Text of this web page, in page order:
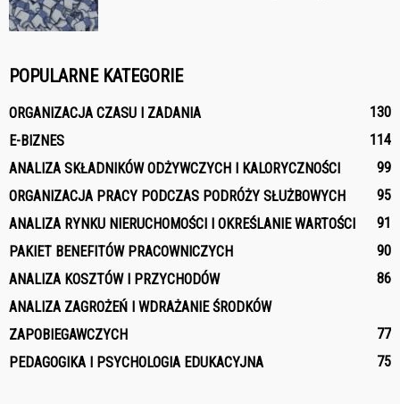
POPULARNE KATEGORIE
ORGANIZACJA CZASU I ZADANIA
130
E-BIZNES
114
ANALIZA SKŁADNIKÓW ODŻYWCZYCH I KALORYCZNOŚCI
99
ORGANIZACJA PRACY PODCZAS PODRÓŻY SŁUŻBOWYCH
95
ANALIZA RYNKU NIERUCHOMOŚCI I OKREŚLANIE WARTOŚCI
91
PAKIET BENEFITÓW PRACOWNICZYCH
90
ANALIZA KOSZTÓW I PRZYCHODÓW
86
ANALIZA ZAGROŻEŃ I WDRAŻANIE ŚRODKÓW
ZAPOBIEGAWCZYCH
77
PEDAGOGIKA I PSYCHOLOGIA EDUKACYJNA
75